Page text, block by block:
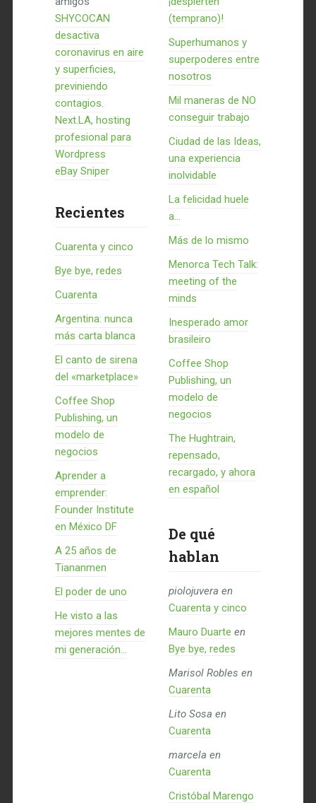
SHYCOCAN
desactiva
coronavirus en aire
y superficies,
previniendo
contagios.
Next.LA, hosting
profesional para
Wordpress
eBay Sniper
Recientes
Cuarenta y cinco
Bye bye, redes
Cuarenta
Argentina: nunca
más carta blanca
El canto de sirena
del «marketplace»
Coffee Shop
Publishing, un
modelo de
negocios
Aprender a
emprender:
Founder Institute
en México DF
A 25 años de
Tiananmen
El poder de uno
He visto a las
mejores mentes de
mi generación…
(temprano)!
Superhumanos y
superpoderes entre
nosotros
Mil maneras de NO
conseguir trabajo
Ciudad de las Ideas,
una experiencia
inolvidable
La felicidad huele
a...
Más de lo mismo
Menorca Tech Talk:
meeting of the
minds
Inesperado amor
brasileiro
Coffee Shop
Publishing, un
modelo de
negocios
The Hughtrain,
repensado,
recargado, y ahora
en español
De qué
hablan
piolojuvera en
Cuarenta y cinco
Mauro Duarte en
Bye bye, redes
Marisol Robles en
Cuarenta
Lito Sosa en
Cuarenta
marcela en
Cuarenta
Cristóbal Marengo